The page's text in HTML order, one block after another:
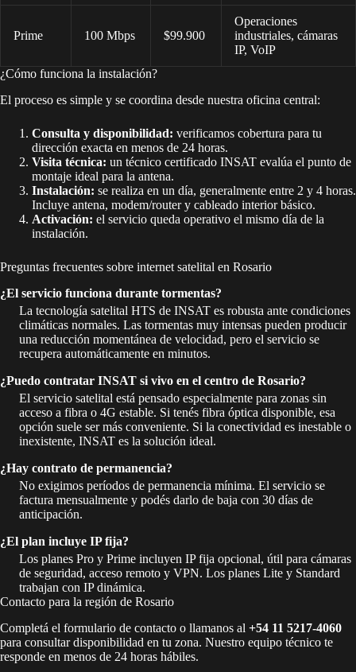
Prime 100 Mbps $99.900
Operaciones
industriales, cámaras
IP, VoIP
¿Cómo funciona la instalación?
El proceso es simple y se coordina desde nuestra oficina central:
Consulta y disponibilidad: verificamos cobertura para tu
dirección exacta en menos de 24 horas.
Visita técnica: un técnico certificado INSAT evalúa el punto de
montaje ideal para la antena.
Instalación: se realiza en un día, generalmente entre 2 y 4 horas.
Incluye antena, modem/router y cableado interior básico.
Activación: el servicio queda operativo el mismo día de la
instalación.
Preguntas frecuentes sobre internet satelital en Rosario
¿El servicio funciona durante tormentas?
La tecnología satelital HTS de INSAT es robusta ante condiciones
climáticas normales. Las tormentas muy intensas pueden producir
una reducción momentánea de velocidad, pero el servicio se
recupera automáticamente en minutos.
¿Puedo contratar INSAT si vivo en el centro de Rosario?
El servicio satelital está pensado especialmente para zonas sin
acceso a fibra o 4G estable. Si tenés fibra óptica disponible, esa
opción suele ser más conveniente. Si la conectividad es inestable o
inexistente, INSAT es la solución ideal.
¿Hay contrato de permanencia?
No exigimos períodos de permanencia mínima. El servicio se
factura mensualmente y podés darlo de baja con 30 días de
anticipación.
¿El plan incluye IP fija?
Los planes Pro y Prime incluyen IP fija opcional, útil para cámaras
de seguridad, acceso remoto y VPN. Los planes Lite y Standard
trabajan con IP dinámica.
Contacto para la región de Rosario
Completá el formulario de contacto o llamanos al +54 11 5217-4060
para consultar disponibilidad en tu zona. Nuestro equipo técnico te
responde en menos de 24 horas hábiles.